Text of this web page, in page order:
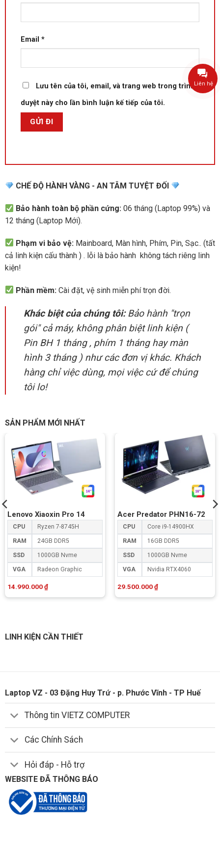
Email *
Lưu tên của tôi, email, và trang web trong trình
duyệt này cho lần bình luận kế tiếp của tôi.
CHẾ ĐỘ HÀNH VÀNG - AN TÂM TUYỆT ĐỐI
Bảo hành toàn bộ phần cứng: 06 tháng (Laptop 99%) và
12 tháng (Laptop Mới).
Phạm vi bảo vệ: Mainboard, Màn hình, Phím, Pin, Sạc.. (tất
cả linh kiện cấu thành ) . lỗi là bảo hành không tách riêng linh
kiện!
Phần mềm: Cài đặt, vệ sinh miễn phí trọn đời.
Khác biệt của chúng tôi:Bảo hành "trọn
gói" cả máy, không phân biệt linh kiện (
Pin BH 1 tháng , phím 1 tháng hay màn
hình 3 tháng ) như các đơn vị khác. Khách
hàng chỉ việc dùng, mọi việc cứ để chúng
tôi lo!
SẢN PHẨM MỚI NHẤT
Lenovo Xiaoxin Pro 14
CPU Ryzen 7-8745H
RAM 24GB DDR5
SSD 1000GB Nvme
VGA Radeon Graphic
14.990.000₫
Acer Predator PHN16-72
CPU Core i9-14900HX
RAM 16GB DDR5
SSD 1000GB Nvme
VGA Nvidia RTX4060
29.500.000₫
LINH KIỆN CẦN THIẾT
Laptop VZ - 03 Đặng Huy Trứ - p. Phước Vĩnh - TP Huế
Thông tin VIETZ COMPUTER
Các Chính Sách
Hỏi đáp - Hỗ trợ
WEBSITE ĐÃ THÔNG BÁO
Liên hệ